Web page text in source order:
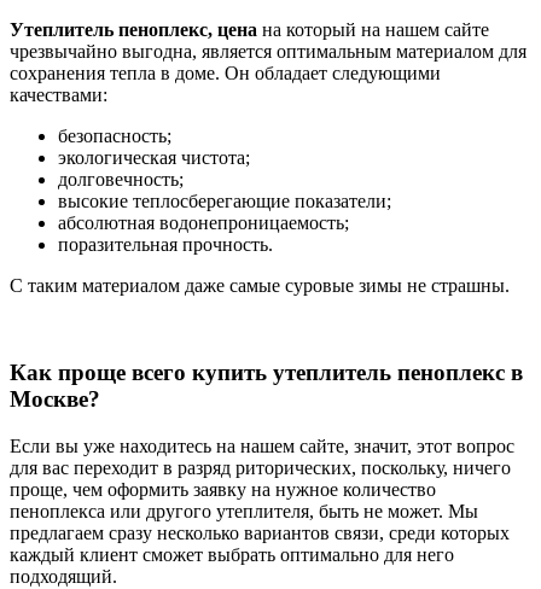
Утеплитель пеноплекс, цена на который на нашем сайте
чрезвычайно выгодна, является оптимальным материалом для
сохранения тепла в доме. Он обладает следующими
качествами:
безопасность;
экологическая чистота;
долговечность;
высокие теплосберегающие показатели;
абсолютная водонепроницаемость;
поразительная прочность.
С таким материалом даже самые суровые зимы не страшны.
Как проще всего купить утеплитель пеноплекс в
Москве?
Если вы уже находитесь на нашем сайте, значит, этот вопрос
для вас переходит в разряд риторических, поскольку, ничего
проще, чем оформить заявку на нужное количество
пеноплекса или другого утеплителя, быть не может. Мы
предлагаем сразу несколько вариантов связи, среди которых
каждый клиент сможет выбрать оптимально для него
подходящий.